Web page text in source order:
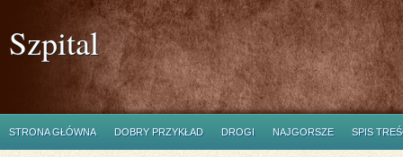
Szpital
STRONA GŁÓWNA DOBRY PRZYKŁAD DROGI NAJGORSZE SPIS